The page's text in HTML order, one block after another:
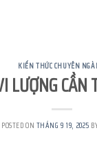
KIẾN THỨC CHUYÊN
LƯỢNG
POSTED ON THÁNG 9 19, 2025